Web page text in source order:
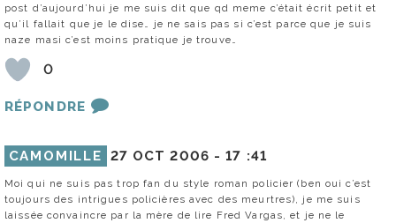
post d’aujourd’hui je me suis dit que qd meme c’était écrit petit et
qu’il fallait que je le dise… je ne sais pas si c’est parce que je suis
naze masi c’est moins pratique je trouve…
0
RÉPONDRE
CAMOMILLE 27 OCT 2006 -17 :41
Moi qui ne suis pas trop fan du style roman policier (ben oui c’est
toujours des intrigues policières avec des meurtres), je me suis
laissée convaincre par la mère de lire Fred Vargas, et je ne le